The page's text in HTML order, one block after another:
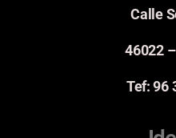
Calle
46022
Tef: 96